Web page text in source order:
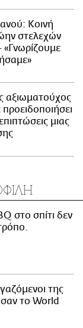
Κοινή
στελεχών
αξιωματούχος
μιας
στο σπίτι δεν
της
το World